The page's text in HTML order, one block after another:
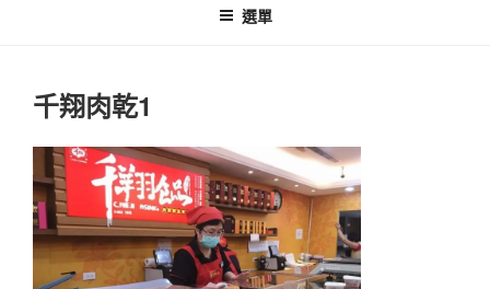
選單
千翔肉乾1